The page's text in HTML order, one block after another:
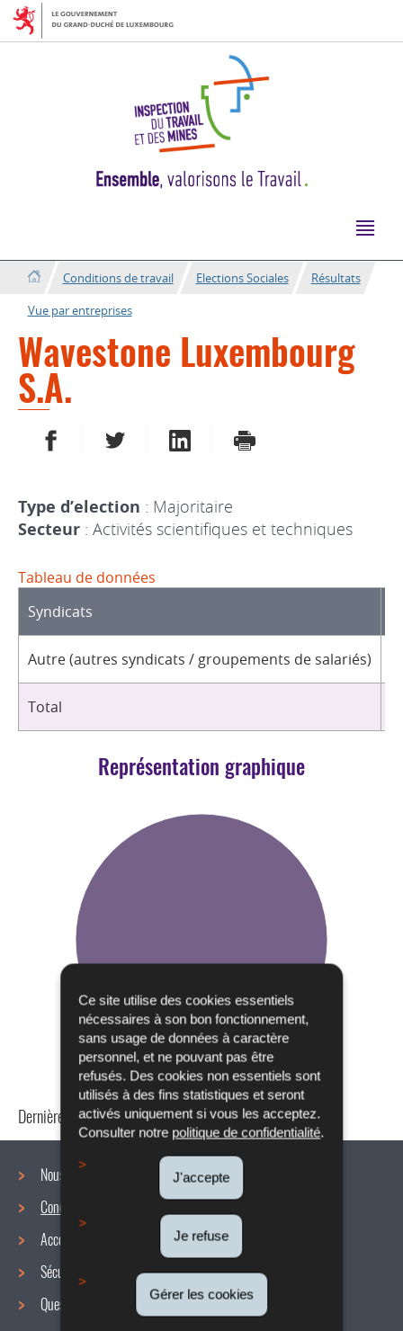
Ce site utilise des cookies essentiels
nécessaires à son bon fonctionnement,
sans usage de données à caractère
personnel, et ne pouvant pas être
refusés. Des cookies non essentiels sont
utilisés à des fins statistiques et seront
activés uniquement si vous les acceptez.
Consulter notre politique de confidentialité.
J'accepte
Je refuse
Gérer les cookies
Aller
Aller
au
Conditions de travail Elections Sociales
Résultats
Vue par entreprises
Wavestone Luxembourg
S.A.
PARTAGER SUR FACEBOOK
PARTAGER SUR TWITTER
PARTAGER SUR LINKEDIN
IMPRIMER
Type d’election : Majoritaire
Secteur : Activités scientifiques et techniques
Tableau de données
Syndicats
Autre (autres syndicats / groupements de salariés)
Total
Représentation graphique
Dernière mise à jour22/10/2019
Menu
de
navigation
Nous connaître
Conditions de travail
Accords collectifs
Sécurité / Santé au travail
Questions / réponses